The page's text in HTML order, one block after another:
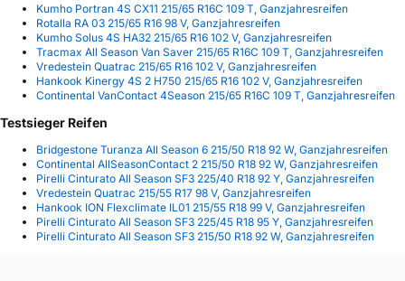
Kumho Portran 4S CX11 215/65 R16C 109 T, Ganzjahresreifen
Rotalla RA 03 215/65 R16 98 V, Ganzjahresreifen
Kumho Solus 4S HA32 215/65 R16 102 V, Ganzjahresreifen
Tracmax All Season Van Saver 215/65 R16C 109 T, Ganzjahresreifen
Vredestein Quatrac 215/65 R16 102 V, Ganzjahresreifen
Hankook Kinergy 4S 2 H750 215/65 R16 102 V, Ganzjahresreifen
Continental VanContact 4Season 215/65 R16C 109 T, Ganzjahresreifen
Testsieger Reifen
Bridgestone Turanza All Season 6 215/50 R18 92 W, Ganzjahresreifen
Continental AllSeasonContact 2 215/50 R18 92 W, Ganzjahresreifen
Pirelli Cinturato All Season SF3 225/40 R18 92 Y, Ganzjahresreifen
Vredestein Quatrac 215/55 R17 98 V, Ganzjahresreifen
Hankook ION Flexclimate IL01 215/55 R18 99 V, Ganzjahresreifen
Pirelli Cinturato All Season SF3 225/45 R18 95 Y, Ganzjahresreifen
Pirelli Cinturato All Season SF3 215/50 R18 92 W, Ganzjahresreifen